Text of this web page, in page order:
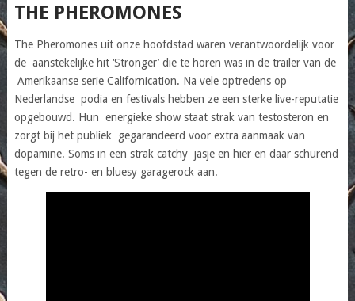
THE PHEROMONES
The Pheromones uit onze hoofdstad waren verantwoordelijk voor
de aanstekelijke hit ‘Stronger’ die te horen was in de trailer van de
Amerikaanse serie Californication. Na vele optredens op
Nederlandse podia en festivals hebben ze een sterke live-reputatie
opgebouwd. Hun energieke show staat strak van testosteron en
zorgt bij het publiek gegarandeerd voor extra aanmaak van
dopamine. Soms in een strak catchy jasje en hier en daar schurend
tegen de retro- en bluesy garagerock aan.